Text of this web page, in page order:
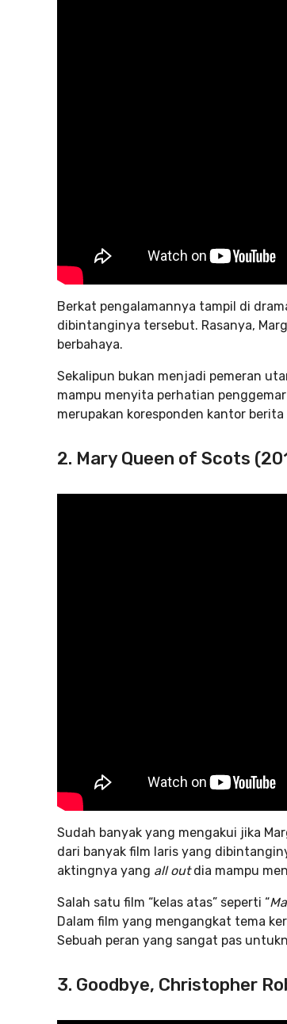
Berkat pengalamannya tampil di
dibintanginya tersebut. Rasanya,
berbahaya.
Sekalipun bukan menjadi pemeran
mampu menyita perhatian
merupakan koresponden kantor
2. Mary Queen of Scots
Sudah banyak yang mengakui jika
dari banyak film laris yang
aktingnya yang all outdia mampu
Salah satu film “kelas atas” seperti “
Dalam film yang mengangkat tema
Sebuah peran yang sangat pas
3. Goodbye, Christopher